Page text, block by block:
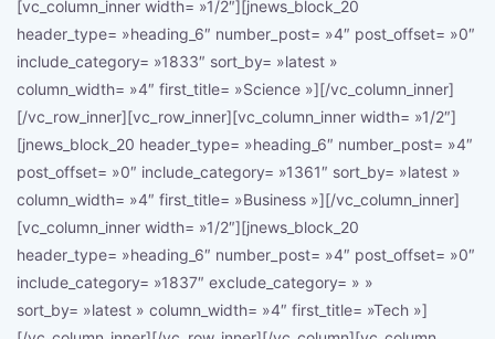
[vc_column_inner width= »1/2″][jnews_block_20
header_type= »heading_6″ number_post= »4″ post_offset= »0″
include_category= »1833″ sort_by= »latest »
column_width= »4″ first_title= »Science »][/vc_column_inner]
[/vc_row_inner][vc_row_inner][vc_column_inner width= »1/2″]
[jnews_block_20 header_type= »heading_6″ number_post= »4″
post_offset= »0″ include_category= »1361″ sort_by= »latest »
column_width= »4″ first_title= »Business »][/vc_column_inner]
[vc_column_inner width= »1/2″][jnews_block_20
header_type= »heading_6″ number_post= »4″ post_offset= »0″
include_category= »1837″ exclude_category= » »
sort_by= »latest » column_width= »4″ first_title= »Tech »]